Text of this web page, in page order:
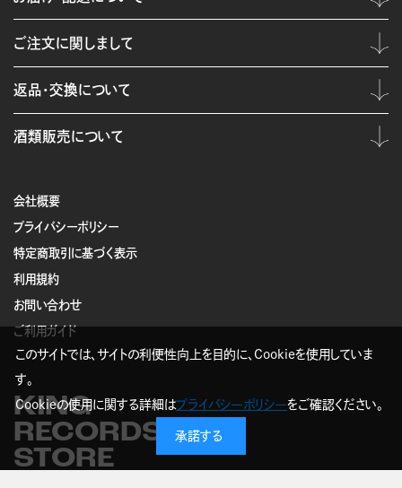
会社概要
プライバシーポリシー
特定商取引に基づく表示
利用規約
お問い合わせ
ご利用ガイド
KING
RECORDS
STORE
ご注文に関しまして
返品・交換について
酒類販売について
このサイトでは、サイトの利便性向上を目的に、Cookieを使用していま
す。
Cookieの使用に関する詳細はプライバシーポリシーをご確認ください。
承諾する